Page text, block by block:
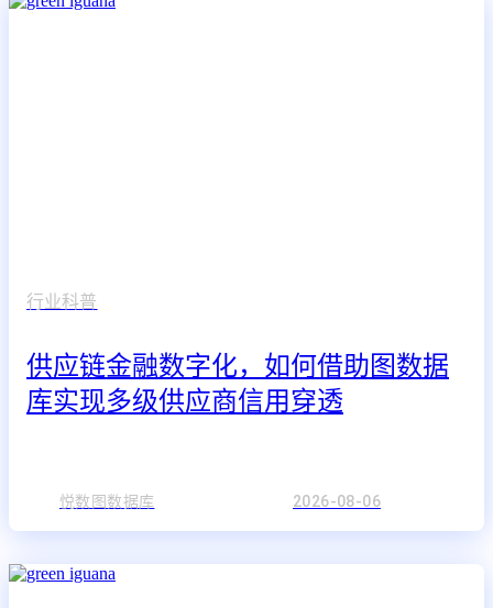
行业科普
供应链金融数字化，如何借助图数据
库实现多级供应商信用穿透
悦数图数据库 2026-08-06